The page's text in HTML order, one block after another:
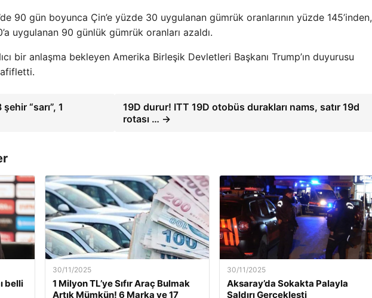
90 gün boyunca Çin’e yüzde 30 uygulanan gümrük oranlarının yüzde 145’inden,
uygulanan 90 günlük gümrük oranları azaldı.
bir anlaşma bekleyen Amerika Birleşik Devletleri Başkanı Trump’ın duyurusu
“sarı”, 1
19D durur! ITT 19D otobüs durakları nams, satır 19d
rotası … →
belli
30/11/2025
1 Milyon TL’ye Sıfır Araç Bulmak
Artık Mümkün! 6 Marka ve 17
30/11/2025
Aksaray’da Sokakta Palayla
Saldırı Gerçekleşti